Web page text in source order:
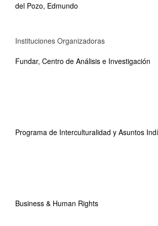
del Pozo, Edmundo
Instituciones Organizadoras
Fundar, Centro de Análisis e Investigación
Programa de Interculturalidad y Asuntos
Business & Human Rights